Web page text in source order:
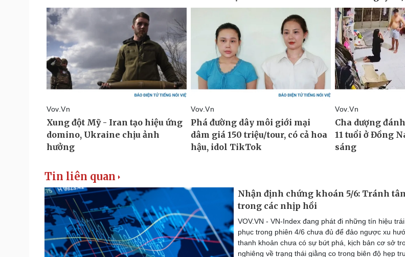
Tin liên quan
Nhận định chứng khoán 5/6: Tránh
trong các nhịp hồi
VOV.VN - VN-Index đang phát đi những tín hiệu
phục trong phiên 4/6 chưa đủ để đảo ngược xu
thanh khoản chưa có sự bứt phá, kịch bản cơ sở
nghiêng về trạng thái giằng co trong biên độ hẹp